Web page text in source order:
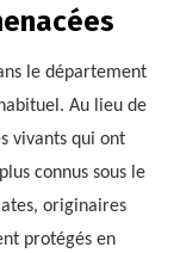
le département
Au lieu de
vivants qui ont
connus sous le
originaires
protégés en